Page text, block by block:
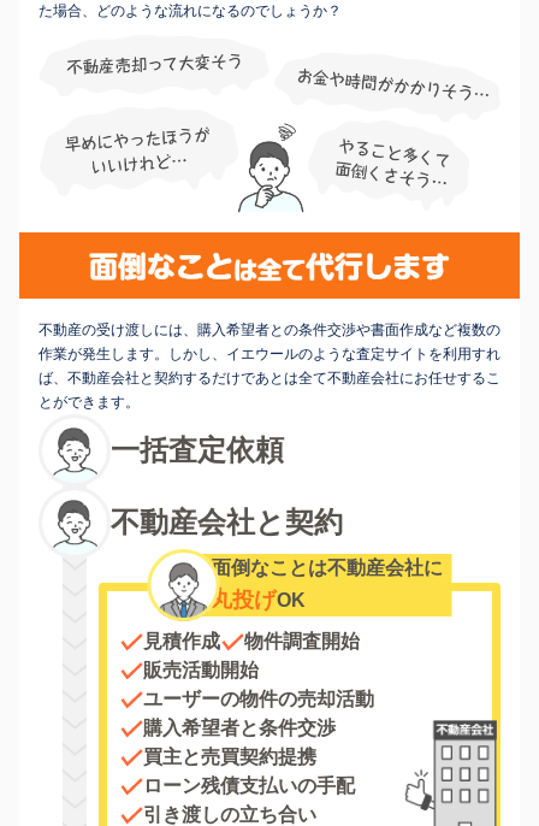
た場合、どのような流れになるのでしょうか？
不動産の受け渡しには、購入希望者との条件交渉や書面作成など複数の
作業が発生します。しかし、イエウールのような査定サイトを利用すれ
ば、不動産会社と契約するだけであとは全て不動産会社にお任せするこ
とができます。
一括査定依頼
不動産会社と契約
面倒なことは不動産会社に
丸投げOK
見積作成
物件調査開始
販売活動開始
ユーザーの物件の売却活動
購入希望者と条件交渉
買主と売買契約提携
ローン残債支払いの手配
引き渡しの立ち合い